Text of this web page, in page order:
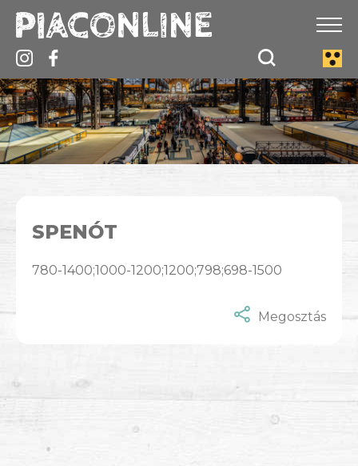
SPENÓT
780-1400;1000-1200;1200;798;698-1500
Megosztás